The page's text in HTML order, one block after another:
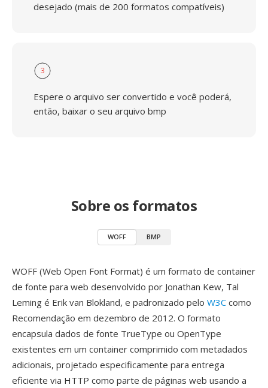
desejado (mais de 200 formatos compatíveis)
3
Espere o arquivo ser convertido e você poderá,
então, baixar o seu arquivo bmp
Sobre os formatos
WOFF BMP
WOFF (Web Open Font Format) é um formato de container
de fonte para web desenvolvido por Jonathan Kew, Tal
Leming é Erik van Blokland, e padronizado pelo W3C como
Recomendação em dezembro de 2012. O formato
encapsula dados de fonte TrueType ou OpenType
existentes em um container comprimido com metadados
adicionais, projetado especificamente para entrega
eficiente via HTTP como parte de páginas web usando a